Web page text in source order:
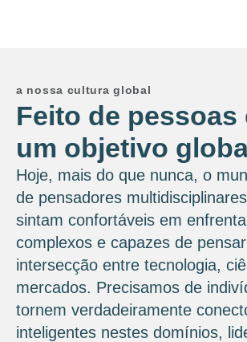
a nossa cultura global
Feito de pessoas
um objetivo
Hoje, mais do que nunca, o
de pensadores
sintam confortáveis ​​em
complexos e capazes de
intersecção entre tecnologia,
mercados. Precisamos de
tornem verdadeiramente
inteligentes nestes domínios,